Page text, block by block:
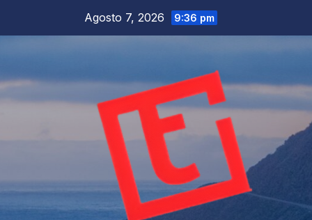
Agosto 7, 2026 9:36 pm